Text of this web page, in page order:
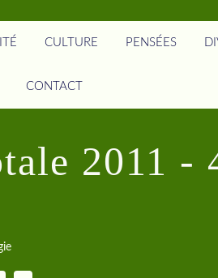
CULTURE PENSÉES
CONTACT
2011 -